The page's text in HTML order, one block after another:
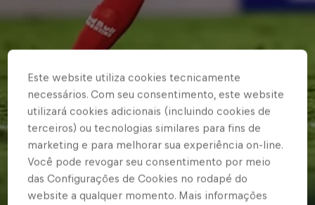
© Red Bull Bragantino
Este website utiliza cookies tecnicamente
necessários. Com seu consentimento, este website
utilizará cookies adicionais (incluindo cookies de
terceiros) ou tecnologias similares para fins de
marketing e para melhorar sua experiência on-line.
Você pode revogar seu consentimento por meio
das Configurações de Cookies no rodapé do
website a qualquer momento. Mais informações